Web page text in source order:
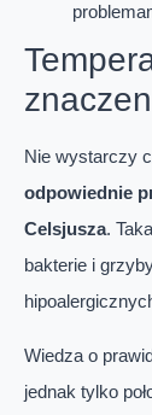
Nie wystarczy
odpowiednie
Celsjusza.
bakterie i
Wiedza o
jednak tylko